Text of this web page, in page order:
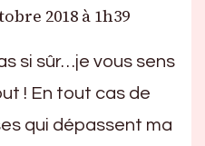
2018 à 1h39
si sûr…je vous sens
! En tout cas de
qui dépassent ma